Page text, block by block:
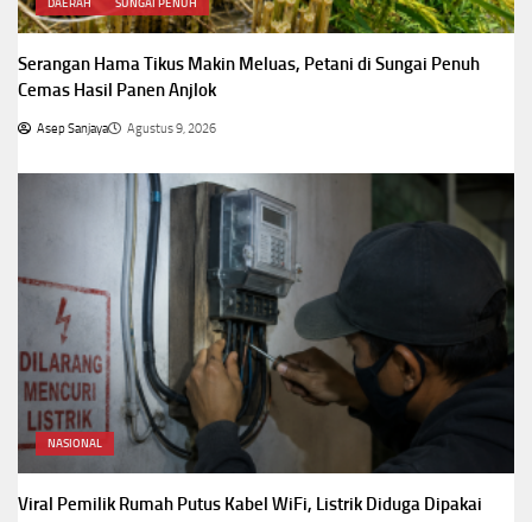
DAERAH SUNGAI PENUH
Serangan Hama Tikus Makin Meluas, Petani di Sungai Penuh
Cemas Hasil Panen Anjlok
Asep Sanjaya Agustus 9, 2026
NASIONAL
Viral Pemilik Rumah Putus Kabel WiFi, Listrik Diduga Dipakai